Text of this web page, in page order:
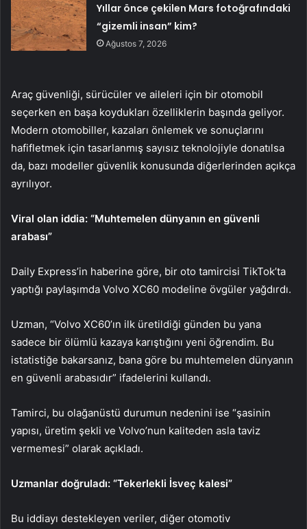
Yıllar önce çekilen Mars fotoğrafındaki
“gizemli insan” kim?
Ağustos 7, 2026
Araç güvenliği, sürücüler ve aileleri için bir otomobil
seçerken en başa koydukları özelliklerin başında geliyor.
Modern otomobiller, kazaları önlemek ve sonuçlarını
hafifletmek için tasarlanmış sayısız teknolojiyle donatılsa
da, bazı modeller güvenlik konusunda diğerlerinden açıkça
ayrılıyor.
Viral olan iddia: “Muhtemelen dünyanın en güvenli
arabası”
Daily Express’in haberine göre, bir oto tamircisi TikTok’ta
yaptığı paylaşımda Volvo XC60 modeline övgüler yağdırdı.
Uzman, “Volvo XC60’ın ilk üretildiği günden bu yana
sadece bir ölümlü kazaya karıştığını yeni öğrendim. Bu
istatistiğe bakarsanız, bana göre bu muhtemelen dünyanın
en güvenli arabasıdır” ifadelerini kullandı.
Tamirci, bu olağanüstü durumun nedenini ise “şasinin
yapısı, üretim şekli ve Volvo’nun kaliteden asla taviz
vermemesi” olarak açıkladı.
Uzmanlar doğruladı: “Tekerlekli İsveç kalesi”
Bu iddiayı destekleyen veriler, diğer otomotiv